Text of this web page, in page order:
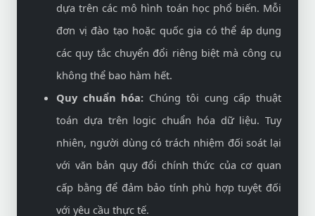
dựa trên các mô hình toán học phổ biến. Mỗi
đơn vị đào tạo hoặc quốc gia có thể áp dụng
các quy tắc chuyển đổi riêng biệt mà công cụ
không thể bao hàm hết.
Quy chuẩn hóa: Chúng tôi cung cấp thuật
toán dựa trên logic chuẩn hóa dữ liệu. Tuy
nhiên, người dùng có trách nhiệm đối soát lại
với văn bản quy đổi chính thức của cơ quan
cấp bằng để đảm bảo tính phù hợp tuyệt đối
với yêu cầu thực tế.